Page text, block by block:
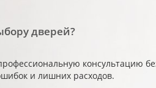
дверей?
консультацию
и лишних расходов.